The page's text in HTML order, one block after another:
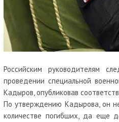
Российским руководителям
проведении специальной
Кадыров, опубликовав
По утверждению Кадырова, он
количестве погибших, да еще